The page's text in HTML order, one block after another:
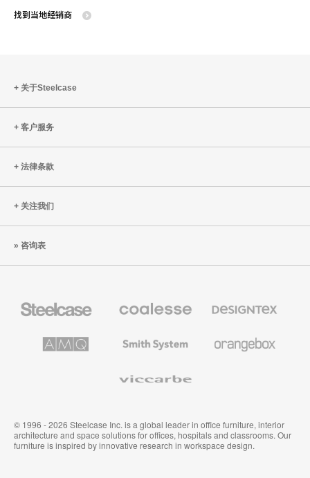
找到当地经销商
关于Steelcase
客户服务
法律条款
关注我们
咨询表
办
Solutions
System
© 1996 - 2026 Steelcase Inc. is a global leader in office furniture, interior
architecture and space solutions for offices, hospitals and classrooms. Our
furniture is inspired by innovative research in workspace design.